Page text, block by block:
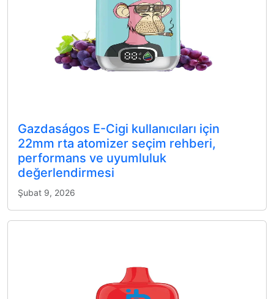
Gazdaságos E-Cigi kullanıcıları için
22mm rta atomizer seçim rehberi,
performans ve uyumluluk
değerlendirmesi
Şubat 9, 2026